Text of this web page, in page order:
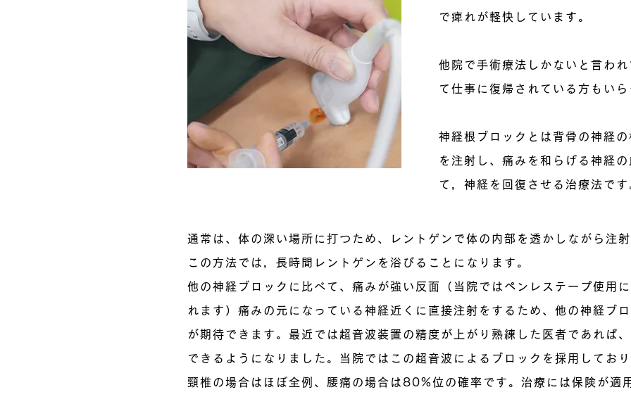
で痺れが軽快しています。
他院で手術療法しかないと言わ
て仕事に復帰されている方もい
神経根ブロックとは背骨の神経
を注射し、痛みを和らげる神経
て，神経を回復させる治療法です
通常は、体の深い場所に打つため、レントゲンで体の内部を透かしながら注
この方法では，長時間レントゲンを浴びることになります。
他の神経ブロックに比べて、痛みが強い反面（当院ではペンレステープ使用
れます）痛みの元になっている神経近くに直接注射をするため、他の神経ブ
が期待できます。最近では超音波装置の精度が上がり熟練した医者であれば
できるようになりました。当院ではこの超音波によるブロックを採用してお
頸椎の場合はほぼ全例、腰痛の場合は80%位の確率です。治療には保険が適